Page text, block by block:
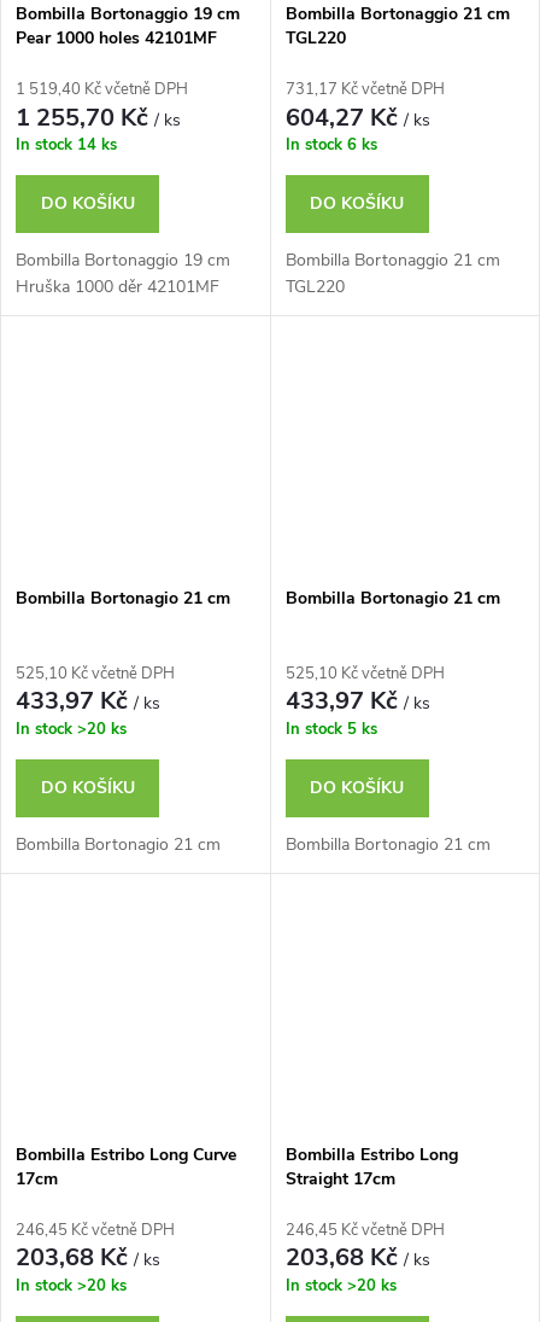
Bombilla Bortonaggio 19 cm
Pear 1000 holes 42101MF
1 519,40 Kč včetně DPH
1 255,70 Kč/ ks
In stock 14 ks
DO KOŠÍKU
Bombilla Bortonaggio 19 cm
Hruška 1000 děr 42101MF
Bombilla Bortonaggio 21 cm
TGL220
731,17 Kč včetně DPH
604,27 Kč/ ks
In stock 6 ks
DO KOŠÍKU
Bombilla Bortonaggio 21 cm
TGL220
Bombilla Bortonagio 21 cm
525,10 Kč včetně DPH
433,97 Kč/ ks
In stock >20 ks
DO KOŠÍKU
Bombilla Bortonagio 21 cm
Bombilla Bortonagio 21 cm
525,10 Kč včetně DPH
433,97 Kč/ ks
In stock 5 ks
DO KOŠÍKU
Bombilla Bortonagio 21 cm
Bombilla Estribo Long Curve
17cm
246,45 Kč včetně DPH
203,68 Kč/ ks
In stock >20 ks
Bombilla Estribo Long
Straight 17cm
246,45 Kč včetně DPH
203,68 Kč/ ks
In stock >20 ks